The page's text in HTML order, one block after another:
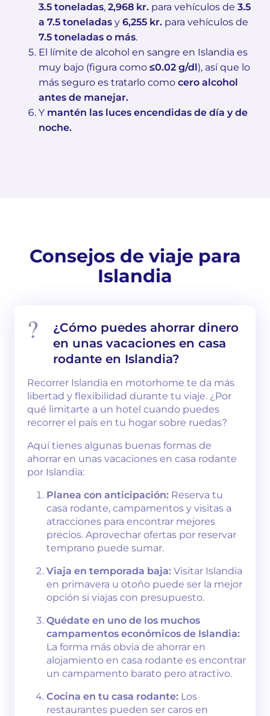
3.5 toneladas, 2,968 kr. para vehículos de 3.5
a 7.5 toneladas y 6,255 kr. para vehículos de
7.5 toneladas o más.
El límite de alcohol en sangre en Islandia es
muy bajo (figura como ≤0.02 g/dl), así que lo
más seguro es tratarlo como cero alcohol
antes de manejar.
Y mantén las luces encendidas de día y de
noche.
Consejos de viaje para
Islandia
¿Cómo puedes ahorrar dinero
en unas vacaciones en casa
rodante en Islandia?
Recorrer Islandia en motorhome te da más
libertad y flexibilidad durante tu viaje. ¿Por
qué limitarte a un hotel cuando puedes
recorrer el país en tu hogar sobre ruedas?
Aquí tienes algunas buenas formas de
ahorrar en unas vacaciones en casa rodante
por Islandia:
Planea con anticipación: Reserva tu
casa rodante, campamentos y visitas a
atracciones para encontrar mejores
precios. Aprovechar ofertas por reservar
temprano puede sumar.
Viaja en temporada baja: Visitar Islandia
en primavera u otoño puede ser la mejor
opción si viajas con presupuesto.
Quédate en uno de los muchos
campamentos económicos de Islandia:
La forma más obvia de ahorrar en
alojamiento en casa rodante es encontrar
un campamento barato pero atractivo.
Cocina en tu casa rodante: Los
restaurantes pueden ser caros en